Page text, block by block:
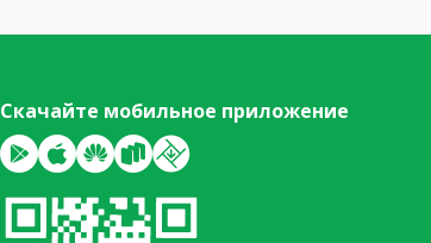
Скачайте мобильное приложение